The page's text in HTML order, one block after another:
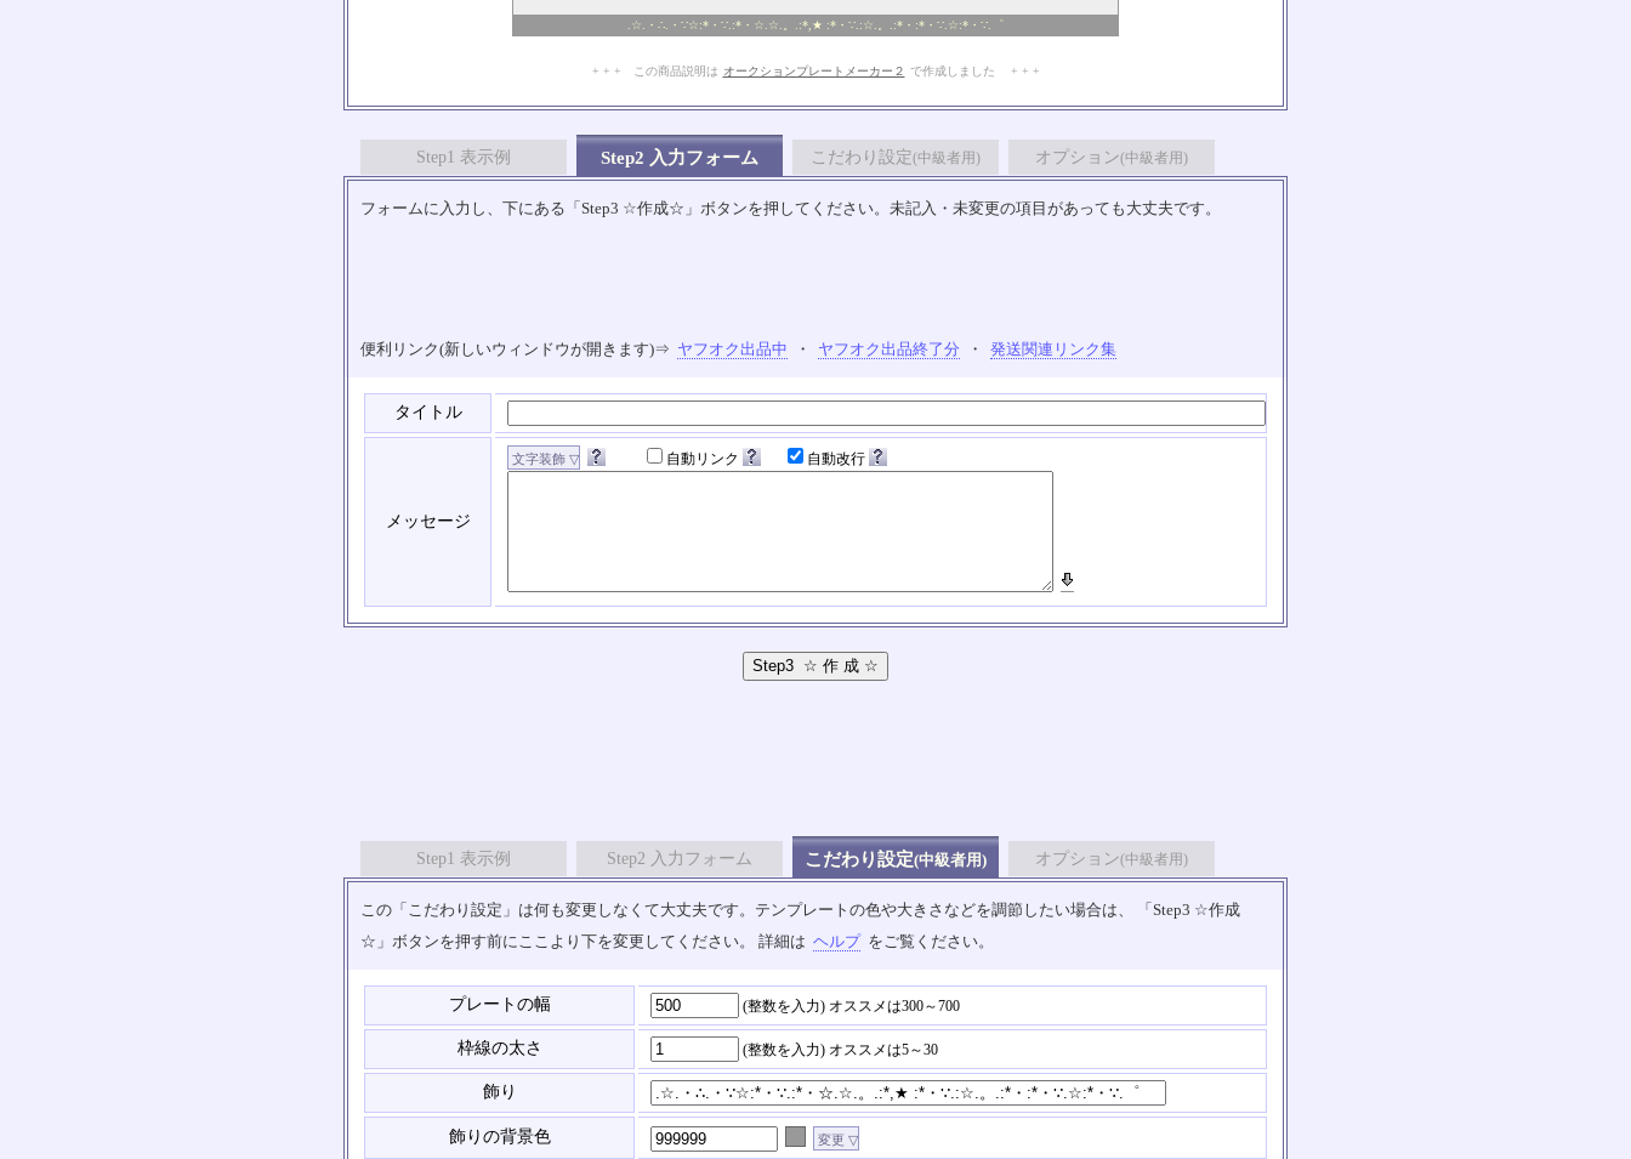
.☆.・∴.・∵☆:*・∵.:*・☆.☆.。.:*,★ :*・∵.:☆.。.:*・:*・∵.☆:*・∵.゜
+ + + この商品説明は オークションプレートメーカー２ で作成しました + + +
Step1 表示例 Step2 入力フォーム こだわり設定(中級者用) オプション(中級者用)
フォームに入力し、下にある「Step3 ☆作成☆」ボタンを押してください。未記入・未変更の項目があっても大丈夫です。
便利リンク(新しいウィンドウが開きます)⇒ ヤフオク出品中 ・ ヤフオク出品終了分 ・ 発送関連リンク集
タイトル
メッセージ
自動リンク 自動改行
Step1 表示例 Step2 入力フォーム こだわり設定(中級者用) オプション(中級者用)
この「こだわり設定」は何も変更しなくて大丈夫です。テンプレートの色や大きさなどを調節したい場合は、 「Step3 ☆作成
☆」ボタンを押す前にここより下を変更してください。 詳細は ヘルプ をご覧ください。
プレートの幅 (整数を入力) オススメは300～700
枠線の太さ (整数を入力) オススメは5～30
飾り
飾りの背景色